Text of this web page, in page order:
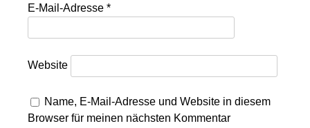
E-Mail-Adresse*
Website
Name, E-Mail-Adresse und Website in diesem
Browser für meinen nächsten Kommentar